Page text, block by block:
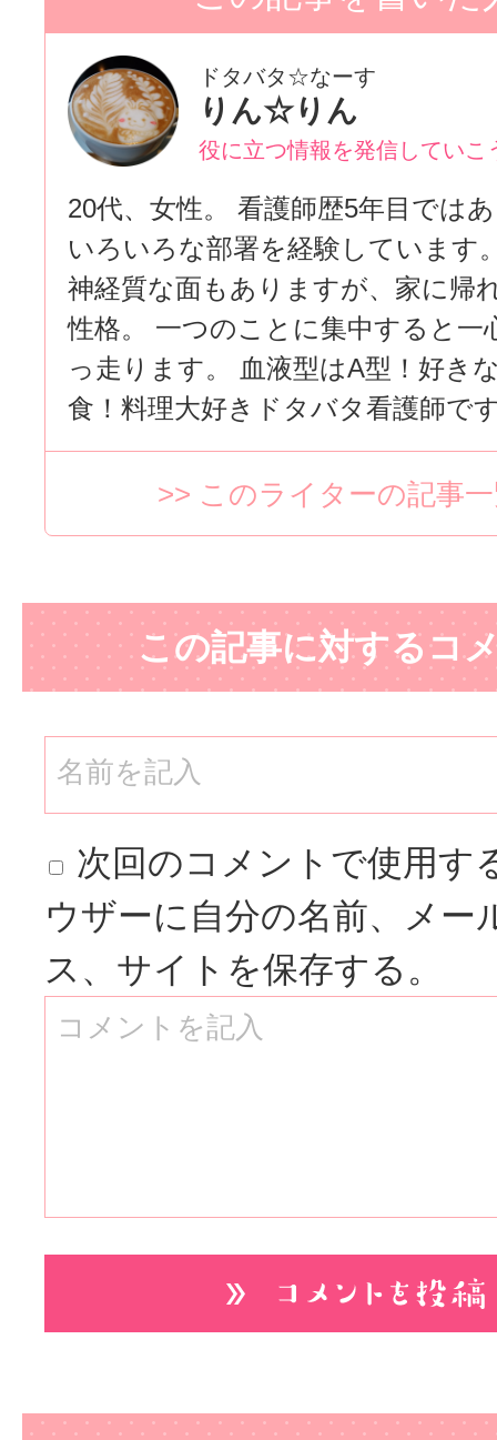
ドタバタ☆なーす
りん☆りん
役に立つ情報を発信していこ
20代、女性。 看護師歴5年目では
いろいろな部署を経験しています
神経質な面もありますが、家に帰
性格。 一つのことに集中すると一
っ走ります。 血液型はA型！好き
食！料理大好きドタバタ看護師で
>> このライターの記事
この記事に対するコ
次回のコメントで使用す
ウザーに自分の名前、メー
ス、サイトを保存する。